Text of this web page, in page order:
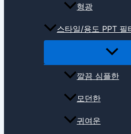
형광
스타일/용도 PPT 필
깔끔 심플한
모던한
귀여운